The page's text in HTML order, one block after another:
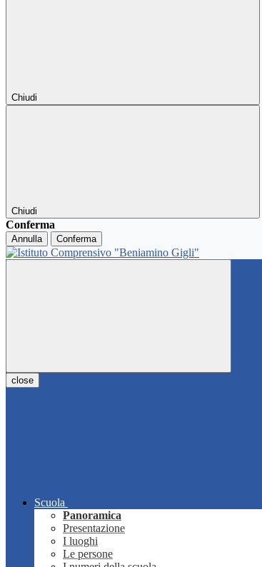
Chiudi
Chiudi
Conferma
Annulla Conferma
close
Scuola
Panoramica
Presentazione
I luoghi
Le persone